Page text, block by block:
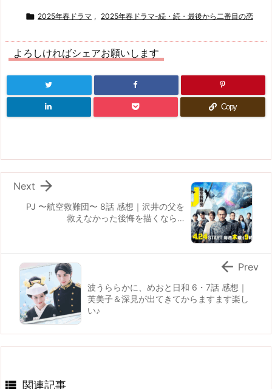
 2025年春ドラマ , 2025年春ドラマ-続・続・最後から二番目の恋
よろしければシェアお願いします
Copy
PJ 〜航空救難団〜 8話 感想｜沢井の父を
救えなかった後悔を描くなら…

Next
波うららかに、めおと日和 6・7話 感想｜
芙美子＆深見が出てきてからますます楽し
い♪
 Prev
 関連記事